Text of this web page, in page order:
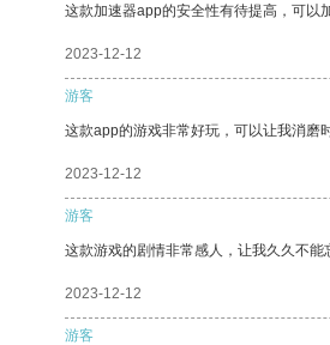
这款加速器app的安全性有待提高，可以
2023-12-12
游客
这款app的游戏非常好玩，可以让我消磨时
2023-12-12
游客
这款游戏的剧情非常感人，让我久久不能
2023-12-12
游客